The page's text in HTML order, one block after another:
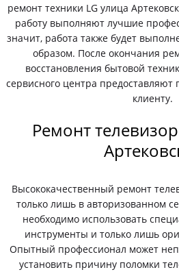
ремонт техники LG улица
работу выполняют лучшие
значит, работа также будет
образом. После окончания
восстановления бытовой
сервисного центра
клиенту.
Ремонт
Высококачественный ремонт
только лишь в авторизованном
необходимо использовать
инструменты и только лишь
Опытный профессионал может
установить причину поломки